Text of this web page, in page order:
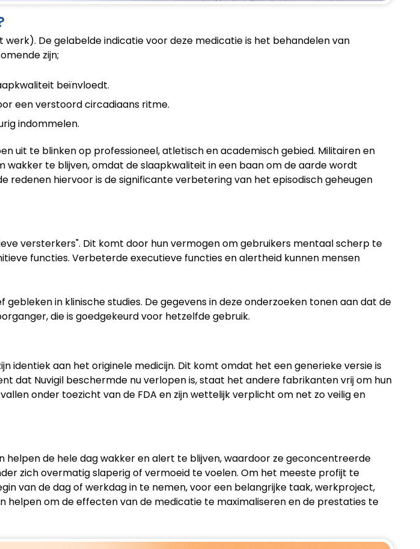
De gelabelde indicatie voor deze medicatie is het behandelen van
zijn;
beïnvloedt.
een verstoord circadiaans ritme.
indommelen.
uit te blinken op professioneel, atletisch en academisch gebied. Militairen en
te blijven, omdat de slaapkwaliteit in een baan om de aarde wordt
redenen hiervoor is de significante verbetering van het episodisch geheugen
versterkers". Dit komt door hun vermogen om gebruikers mentaal scherp te
functies. Verbeterde executieve functies en alertheid kunnen mensen
in klinische studies. De gegevens in deze onderzoeken tonen aan dat de
die is goedgekeurd voor hetzelfde gebruik.
identiek aan het originele medicijn. Dit komt omdat het een generieke versie is
dat Nuvigil beschermde nu verlopen is, staat het andere fabrikanten vrij om hun
onder toezicht van de FDA en zijn wettelijk verplicht om net zo veilig en
helpen de hele dag wakker en alert te blijven, waardoor ze geconcentreerde
zich overmatig slaperig of vermoeid te voelen. Om het meeste profijt te
van de dag of werkdag in te nemen, voor een belangrijke taak, werkproject,
om de effecten van de medicatie te maximaliseren en de prestaties te